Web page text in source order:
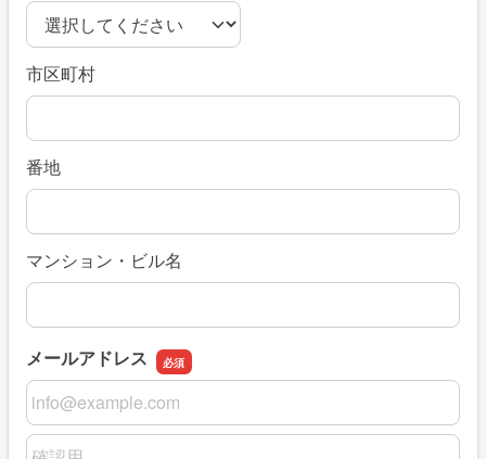
市区町村
番地
マンション・ビル名
メールアドレス
メールアドレス
メールアドレスの確認用